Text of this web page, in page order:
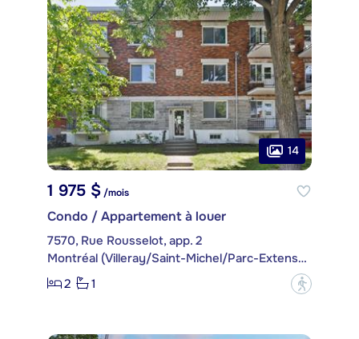
14
1 975 $ /mois
Condo / Appartement à louer
7570, Rue Rousselot, app. 2
Montréal (Villeray/Saint-Michel/Parc-Extension)
2
1 ?